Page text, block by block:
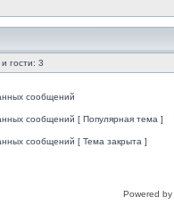
гости: 3
сообщений
сообщений [ Популярная тема ]
сообщений [ Тема закрыта ]
Powered by